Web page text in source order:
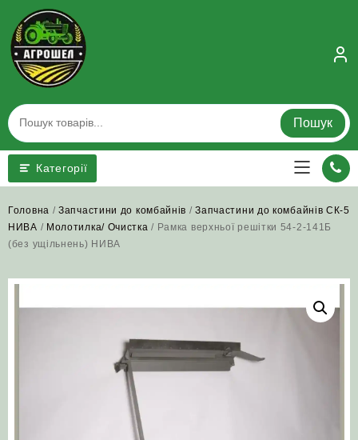
content
Пошук
Категорії
Головна /Запчастини до комбайнів /Запчастини до комбайнів СК-5
НИВА / Молотилка/ Очистка / Рамка верхньої решітки 54-2-141Б
(без ущільнень) НИВА